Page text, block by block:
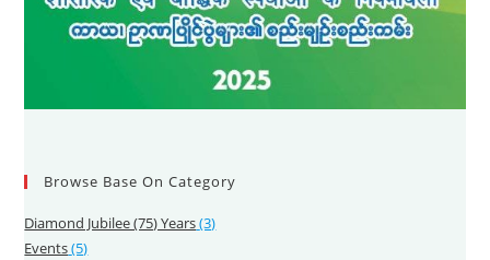
Browse Base On Category
Diamond Jubilee (75) Years(3)
Events(5)